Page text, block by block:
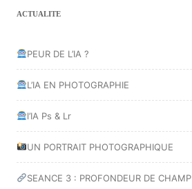
ACTUALITE
PEUR DE L’IA ?
L’IA EN PHOTOGRAPHIE
l’IA Ps & Lr
UN PORTRAIT PHOTOGRAPHIQUE
SEANCE 3 : PROFONDEUR DE CHAMP